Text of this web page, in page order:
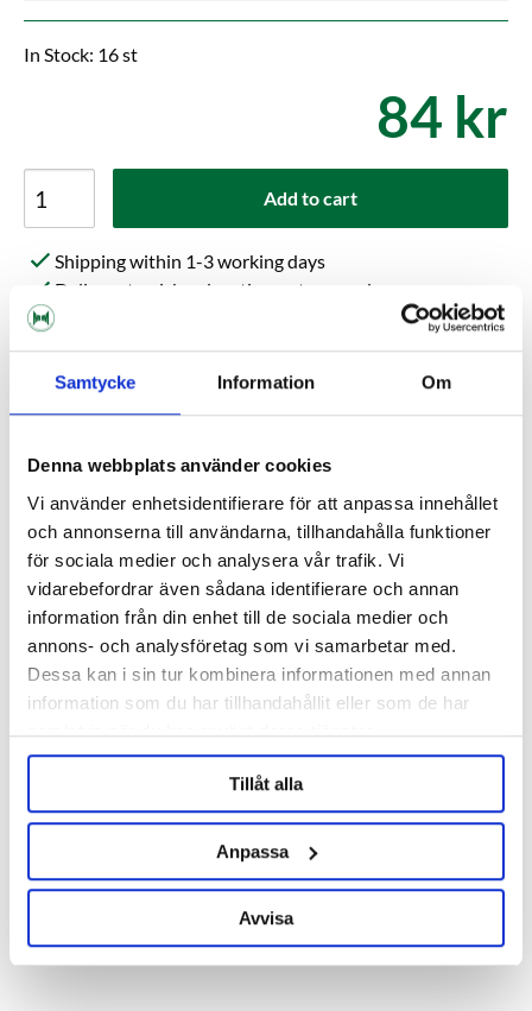
Samtycke Information Om
Denna webbplats använder cookies
Vi använder enhetsidentifierare för att anpassa innehållet
och annonserna till användarna, tillhandahålla funktioner
för sociala medier och analysera vår trafik. Vi
vidarebefordrar även sådana identifierare och annan
information från din enhet till de sociala medier och
annons- och analysföretag som vi samarbetar med.
Dessa kan i sin tur kombinera informationen med annan
information som du har tillhandahållit eller som de har
samlat in när du har använt deras tjänster.
Tillåt alla
Anpassa
Avvisa
In Stock: 16 st
84 kr
Add to cart
Shipping within 1-3 working days
Delivery to pickup location or to your door
Choose Expressorder in the checkout for extra fast
order processing
Kundrecensioner
Help others choose right. Be the first to write a review!
Description
Specification